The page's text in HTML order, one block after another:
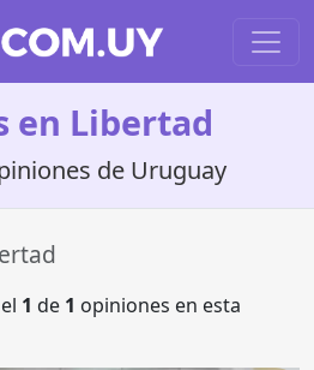
en Libertad
de Uruguay
1 de 1 opiniones en esta